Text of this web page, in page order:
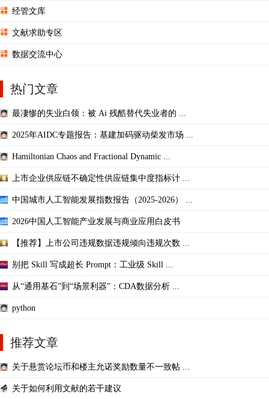
经管文库
文献求助专区
数据交流中心
热门文章
最凄惨的失业白领：被 Ai 残酷替代失业者的 ...
2025年AIDC专题报告：基建加码驱动柴发市场 ...
Hamiltonian Chaos and Fractional Dynamic ...
上市企业供应链不确定性供应链集中度指标计 ...
中国城市人工智能发展指数报告（2025-2026） ...
2026中国人工智能产业发展与商业应用白皮书
【推荐】上市公司违规数据违规倾向违规次数 ...
别把 Skill 写成超长 Prompt：工业级 Skill ...
从“通用基石”到“场景利器”：CDA数据分析 ...
python
推荐文章
关于悬赏论坛币和楼主允诺奖励数量不一致帖 ...
关于如何利用文献的若干建议